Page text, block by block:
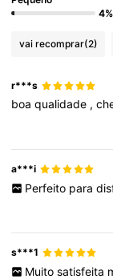
4,86
4%
vai recomprar(2)
r***s
boaqualidade ,
a***i
Perfeito para
s***1
Muito satisfeita